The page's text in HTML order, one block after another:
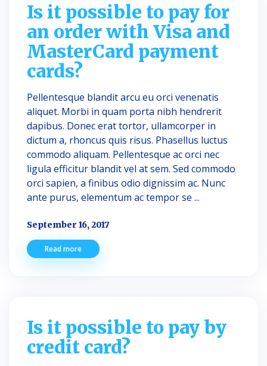
Is it possible to pay for
an order with Visa and
MasterCard payment
cards?
Pellentesque blandit arcu eu orci venenatis
aliquet. Morbi in quam porta nibh hendrerit
dapibus. Donec erat tortor, ullamcorper in
dictum a, rhoncus quis risus. Phasellus luctus
commodo aliquam. Pellentesque ac orci nec
ligula efficitur blandit vel at sem. Sed commodo
orci sapien, a finibus odio dignissim ac. Nunc
ante purus, elementum ac tempor se ...
September 16, 2017
Read more
Is it possible to pay by
credit card?